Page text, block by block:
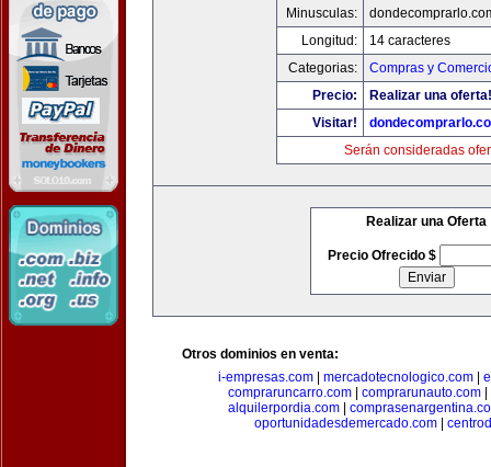
Minusculas:
Longitud:
14 caracteres
Categorias:
Compras y
Precio:
Realizar una oferta!
Visitar!
Serán consideradas
Realizar una Oferta
Precio Ofrecido $
Otros dominios en venta:
i-empresas.com
mercadotecnologico.com
compraruncarro.com
comprarunauto.com
alquilerpordia.com
oportunidadesdemercado.com